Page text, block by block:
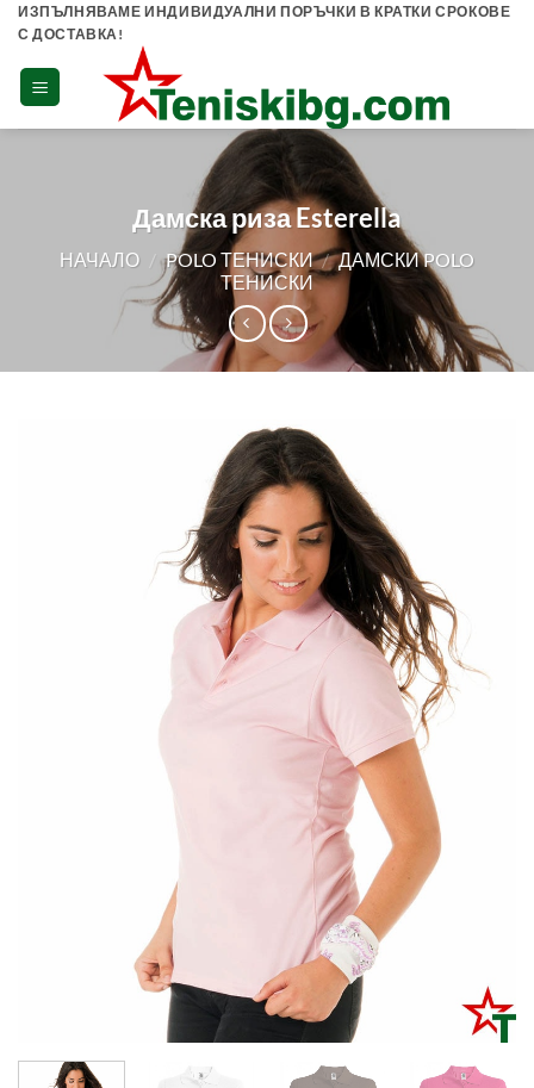
Skip
content
ИЗПЪЛНЯВАМЕ ИНДИВИДУАЛНИ ПОРЪЧКИ В КРАТКИ СРОКОВЕ
С ДОСТАВКА!
Дамска риза Esterella
НАЧАЛО / POLO ТЕНИСКИ / ДАМСКИ POLO
ТЕНИСКИ